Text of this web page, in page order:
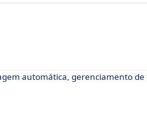
automática, gerenciamento